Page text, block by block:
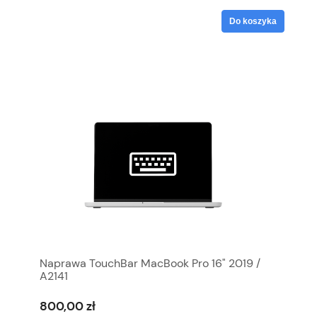
Do koszyka
Naprawa TouchBar MacBook Pro 16" 2019 /
A2141
800,00 zł